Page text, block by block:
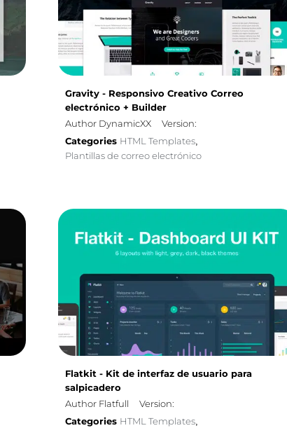
Gravity - Responsivo Creativo Correo
electrónico + Builder
Author DynamicXX
Version:
Categories HTML Templates,
Plantillas de correo electrónico
Flatkit - Kit de interfaz de usuario para
salpicadero
Author Flatfull
Version:
Categories HTML Templates,